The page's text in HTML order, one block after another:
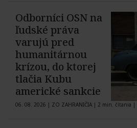
Odborníci OSN na
ľudské práva
varujú pred
humanitárnou
krízou, do ktorej
tlačia Kubu
americké sankcie
06. 08. 2026 | ZO ZAHRANIČIA | 2 min. čítania |